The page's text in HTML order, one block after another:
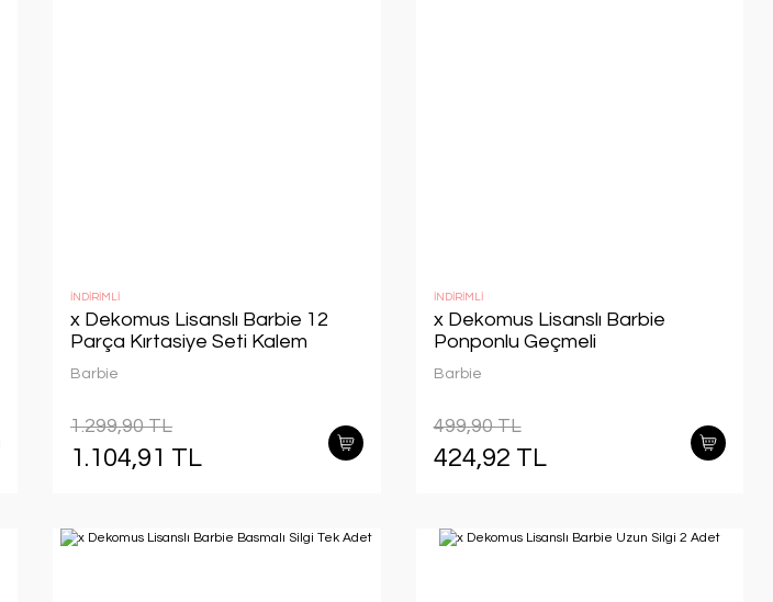
İNDİRİMLİ
x Dekomus Lisanslı Barbie 12
Parça Kırtasiye Seti Kalem
Kutusu,Ponponlu Geçmeli
Barbie
1.299,90 TL
1.104,91 TL
İNDİRİMLİ
x Dekomus Lisanslı Barbie
Ponponlu Geçmeli
Kalem,Ponponlu Geçmeli Kalem
Barbie
499,90 TL
424,92 TL